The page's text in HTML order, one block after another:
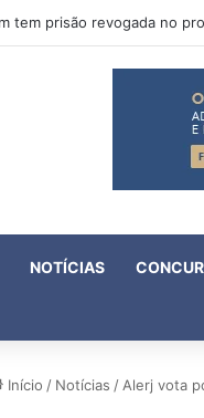
NOTÍCIAS
Início / Notícias / Alerj vota